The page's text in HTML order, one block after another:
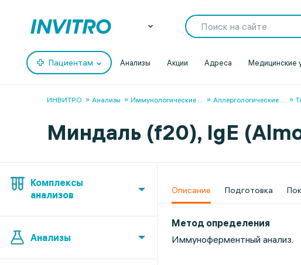
Пациентам Анализы Акции Адреса Медицинские
ИНВИТРО Анализы Иммунологические ... Аллергологические ...
Миндаль (f20), IgE
Комплексы
анализов
Анализы
Описание Подготовка
Метод определения
Иммуноферментный анализ.